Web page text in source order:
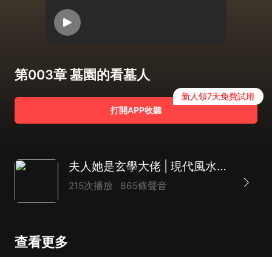
第003章 墓園的看墓人
打開APP收聽
新人領7天免費試用
夫人她是玄學大佬 | 現代風水靈異 | 大女主 | AI多播
215次播放 865條聲音
查看更多